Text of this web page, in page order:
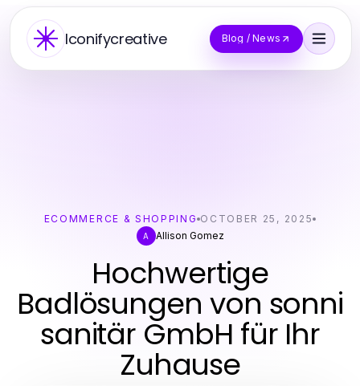
Iconifycreative Blog / News
ECOMMERCE & SHOPPING OCTOBER 25, 2025
A Allison Gomez
Hochwertige
Badlösungen von sonni
sanitär GmbH für Ihr
Zuhause